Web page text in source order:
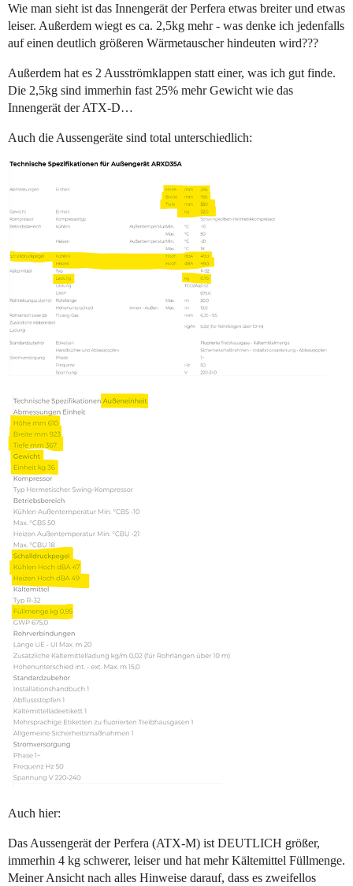
Wie man sieht ist das Innengerät der Perfera etwas breiter und etwas
leiser. Außerdem wiegt es ca. 2,5kg mehr - was denke ich jedenfalls
auf einen deutlich größeren Wärmetauscher hindeuten wird???
Außerdem hat es 2 Ausströmklappen statt einer, was ich gut finde.
Die 2,5kg sind immerhin fast 25% mehr Gewicht wie das
Innengerät der ATX-D…
Auch die Aussengeräte sind total unterschiedlich:
Auch hier:
Das Aussengerät der Perfera (ATX-M) ist DEUTLICH größer,
immerhin 4 kg schwerer, leiser und hat mehr Kältemittel Füllmenge.
Meiner Ansicht nach alles Hinweise darauf, dass es zweifellos